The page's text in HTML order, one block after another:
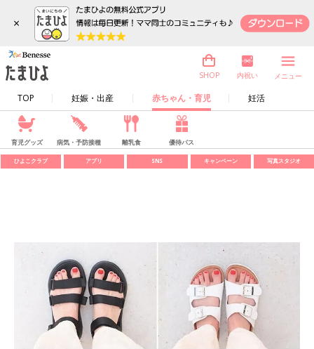
×
TOP 妊娠・出産 赤ちゃん・育児 妊活
SHOP 内祝い メニュー
育児グッズ 病気・予防接種 離乳食 優待パス
ひよこクラブ アプリ SNS キャンペーン 写真スタジオ